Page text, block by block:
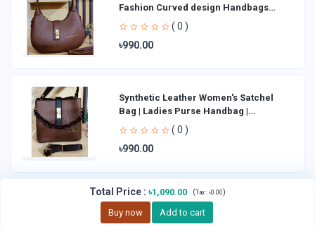
Fashion Curved design Handbags
Shoulder Bag La
( 0 )
৳990.00
Synthetic Leather Women's Satchel
Bag | Ladies Purse Handbag |
Handheld Bag | Sl
( 0 )
৳990.00
Total Price : ৳1,090.00 (Tax : ৳0.00)
Buy now Add to cart